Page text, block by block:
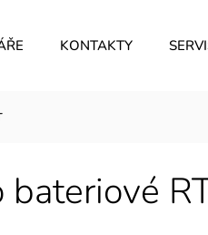
KONTAKTY